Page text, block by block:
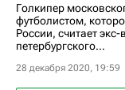
Голкипер
футболистом,
России, считает
петербургского...
28 декабря 2020, 19:59